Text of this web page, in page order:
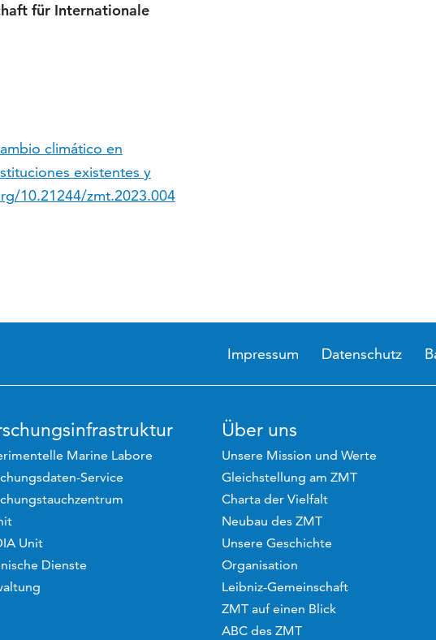
für Internationale
climático en
existentes y
10.21244/zmt.2023.004
Impressum Datenschutz
Marine Labore
Service
Unit
Dienste
Über uns
Unsere Mission und Werte
Gleichstellung am ZMT
Charta der Vielfalt
Neubau des ZMT
Unsere Geschichte
Organisation
Leibniz-Gemeinschaft
ZMT auf einen Blick
ABC des ZMT